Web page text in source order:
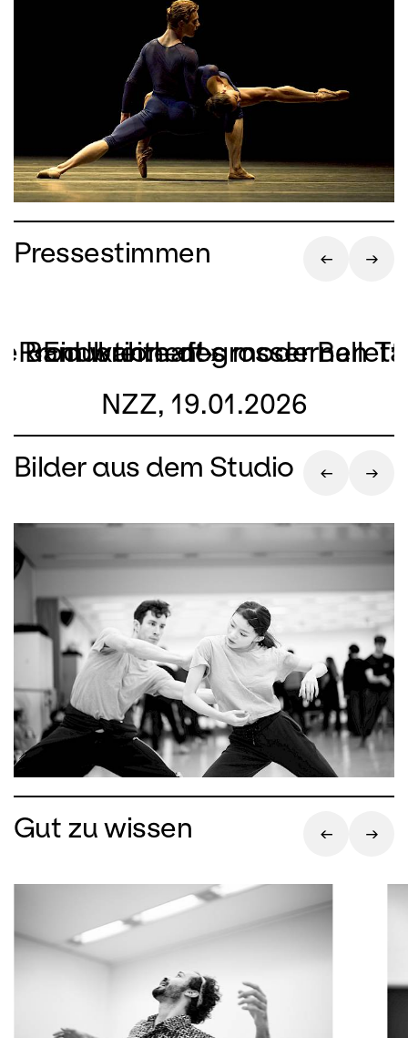
Vexierspiel über die Mechanismen der
Wahrnehmung.
Pressestimmen
Bandbreite des modernen
Produktionen!»
«Ein wahrhaft grosser
NZZ, 19.01.2026
Bilder aus dem Studio
Gut zu wissen